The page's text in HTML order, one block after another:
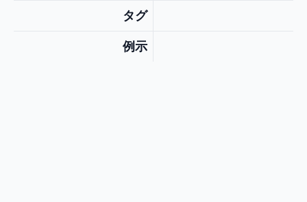
タグ
例示